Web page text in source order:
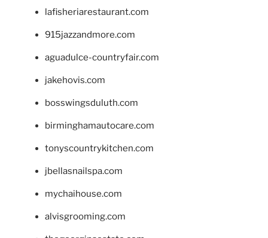
lafisheriarestaurant.com
915jazzandmore.com
aguadulce-countryfair.com
jakehovis.com
bosswingsduluth.com
birminghamautocare.com
tonyscountrykitchen.com
jbellasnailspa.com
mychaihouse.com
alvisgrooming.com